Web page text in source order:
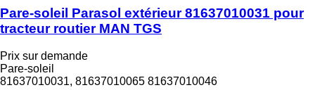
Pare-soleil Parasol extérieur 81637010031 pour
tracteur routier MAN TGS
Prix sur demande
Pare-soleil
81637010031, 81637010065 81637010046